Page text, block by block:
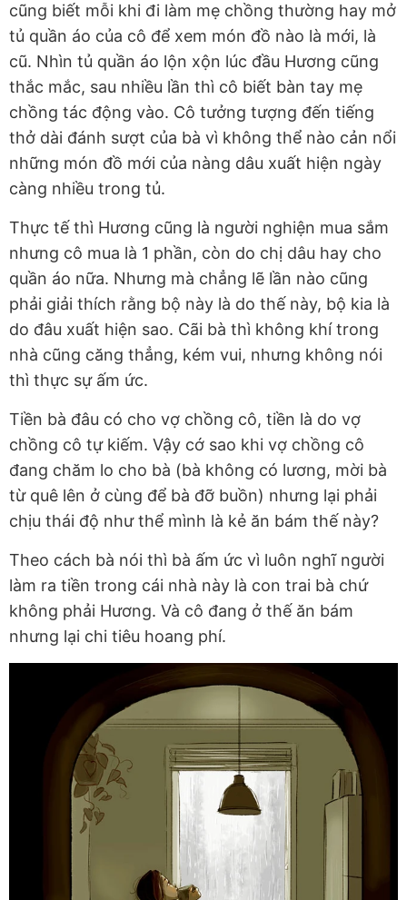
cũng biết mỗi khi đi làm mẹ chồng thường hay mở
tủ quần áo của cô để xem món đồ nào là mới, là
cũ. Nhìn tủ quần áo lộn xộn lúc đầu Hương cũng
thắc mắc, sau nhiều lần thì cô biết bàn tay mẹ
chồng tác động vào. Cô tưởng tượng đến tiếng
thở dài đánh sượt của bà vì không thể nào cản nổi
những món đồ mới của nàng dâu xuất hiện ngày
càng nhiều trong tủ.
Thực tế thì Hương cũng là người nghiện mua sắm
nhưng cô mua là 1 phần, còn do chị dâu hay cho
quần áo nữa. Nhưng mà chẳng lẽ lần nào cũng
phải giải thích rằng bộ này là do thế này, bộ kia là
do đâu xuất hiện sao. Cãi bà thì không khí trong
nhà cũng căng thẳng, kém vui, nhưng không nói
thì thực sự ấm ức.
Tiền bà đâu có cho vợ chồng cô, tiền là do vợ
chồng cô tự kiếm. Vậy cớ sao khi vợ chồng cô
đang chăm lo cho bà (bà không có lương, mời bà
từ quê lên ở cùng để bà đỡ buồn) nhưng lại phải
chịu thái độ như thể mình là kẻ ăn bám thế này?
Theo cách bà nói thì bà ấm ức vì luôn nghĩ người
làm ra tiền trong cái nhà này là con trai bà chứ
không phải Hương. Và cô đang ở thế ăn bám
nhưng lại chi tiêu hoang phí.